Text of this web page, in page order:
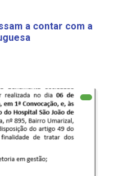
a contar com a